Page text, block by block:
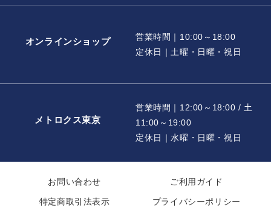
オンラインショップ
営業時間｜10:00～18:00
定休日｜土曜・日曜・祝日
メトロクス東京
営業時間｜12:00～18:00 / 土
11:00～19:00
定休日｜水曜・日曜・祝日
お問い合わせ ご利用ガイド
特定商取引法表示 プライバシーポリシー